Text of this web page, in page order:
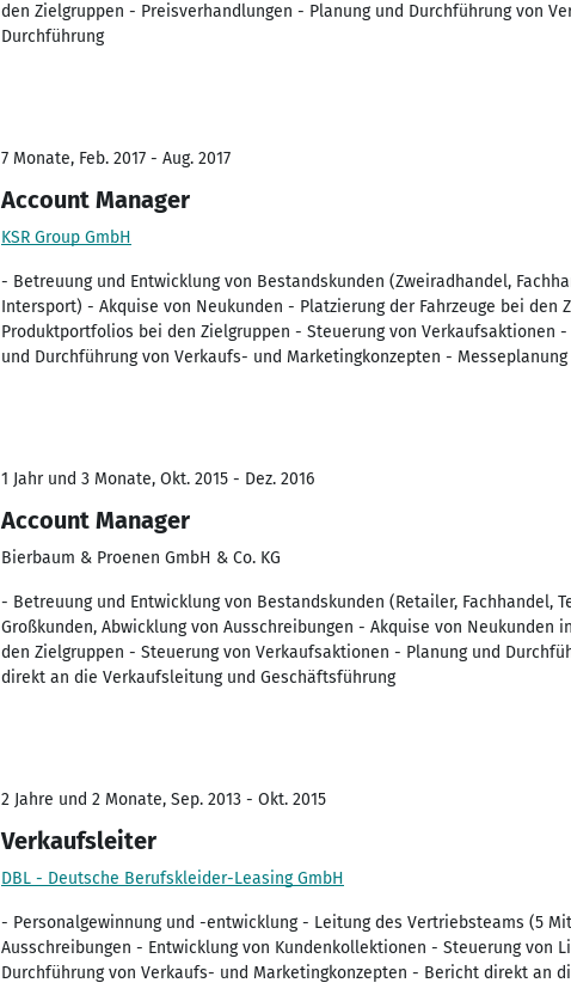
den Zielgruppen - Preisverhandlungen - Planung und Durchführung von
Durchführung
7 Monate, Feb. 2017 - Aug. 2017
Account Manager
KSR Group GmbH
- Betreuung und Entwicklung von Bestandskunden (Zweiradhandel,
Intersport) - Akquise von Neukunden - Platzierung der Fahrzeuge bei den
Produktportfolios bei den Zielgruppen - Steuerung von Verkaufsaktionen
und Durchführung von Verkaufs- und Marketingkonzepten -
1 Jahr und 3 Monate, Okt. 2015 - Dez. 2016
Account Manager
Bierbaum & Proenen GmbH & Co. KG
- Betreuung und Entwicklung von Bestandskunden (Retailer, Fachhandel,
Großkunden, Abwicklung von Ausschreibungen - Akquise von
den Zielgruppen - Steuerung von Verkaufsaktionen - Planung und
direkt an die Verkaufsleitung und Geschäftsführung
2 Jahre und 2 Monate, Sep. 2013 - Okt. 2015
Verkaufsleiter
DBL - Deutsche Berufskleider-Leasing GmbH
- Personalgewinnung und -entwicklung - Leitung des Vertriebsteams (5
Ausschreibungen - Entwicklung von Kundenkollektionen - Steuerung von
Durchführung von Verkaufs- und Marketingkonzepten - Bericht direkt an